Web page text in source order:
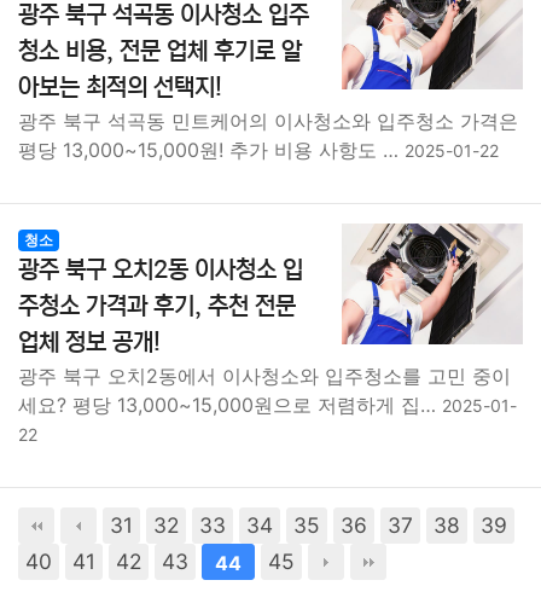
광주 북구 석곡동 이사청소 입주
청소 비용, 전문 업체 후기로 알
아보는 최적의 선택지!
광주 북구 석곡동 민트케어의 이사청소와 입주청소 가격은
평당 13,000~15,000원! 추가 비용 사항도 … 2025-01-22
청소
광주 북구 오치2동 이사청소 입
주청소 가격과 후기, 추천 전문
업체 정보 공개!
광주 북구 오치2동에서 이사청소와 입주청소를 고민 중이
세요? 평당 13,000~15,000원으로 저렴하게 집… 2025-01-
22
31 32 33 34 35 36 37 38
39
40
41 42 43 44 45